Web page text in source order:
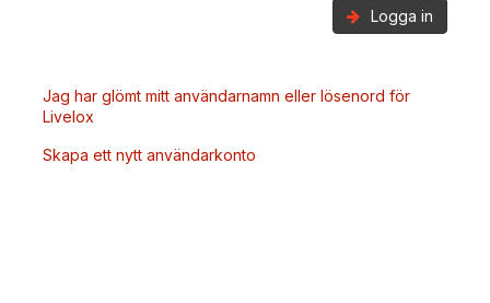
Logga in
Jag har glömt mitt användarnamn eller lösenord för
Livelox
Skapa ett nytt användarkonto